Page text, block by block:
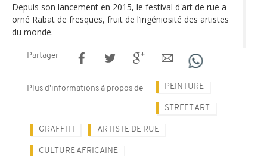
Depuis son lancement en 2015, le festival d'art de rue a
orné Rabat de fresques, fruit de l’ingéniosité des artistes
du monde.
Partager
Plus d'informations à propos de PEINTURE
STREET ART
GRAFFITI ARTISTE DE RUE
CULTURE AFRICAINE